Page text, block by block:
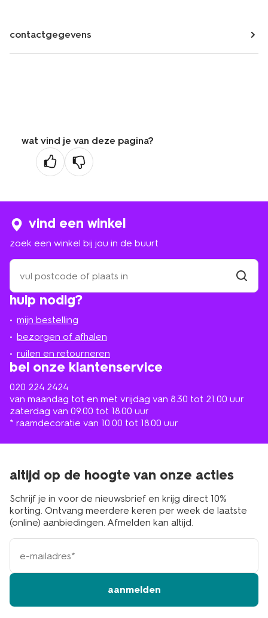
contactgegevens
wat vind je van deze pagina?
hulp nodig?
mijn bestelling
bezorgen of afhalen
ruilen en retourneren
bel onze klantenservice
020 224 2424
van maandag tot en met vrijdag van 8.30 tot 21.00 uur
zaterdag van 09.00 tot 18.00 uur
* raamdecoratie van 10.00 tot 18.00 uur
vind een winkel
zoek een winkel bij jou in de buurt
zoek
een
winkel
bij
in
de
buurt
altijd op de hoogte van onze acties
Schrijf je in voor de nieuwsbrief en krijg direct 10%
korting. Ontvang meerdere keren per week de laatste
(online) aanbiedingen. Afmelden kan altijd.
e-
mailadres
aanmelden